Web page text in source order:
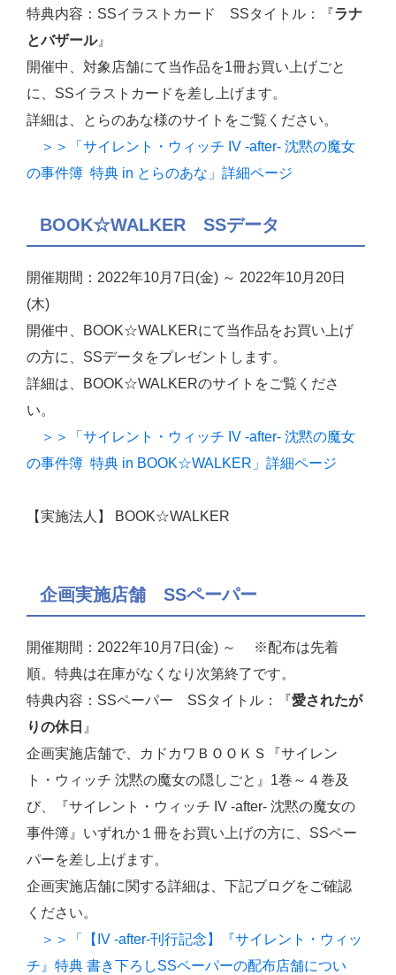
特典内容：SSイラストカード SSタイトル：『ラナ
とバザール』
開催中、対象店舗にて当作品を1冊お買い上げごと
に、SSイラストカードを差し上げます。
詳細は、とらのあな様のサイトをご覧ください。
＞＞「サイレント・ウィッチ IV -after- 沈黙の魔女
の事件簿 特典 in とらのあな」詳細ページ
BOOK☆WALKER SSデータ
開催期間：2022年10月7日(金) ～ 2022年10月20日
(木)
開催中、BOOK☆WALKERにて当作品をお買い上げ
の方に、SSデータをプレゼントします。
詳細は、BOOK☆WALKERのサイトをご覧くださ
い。
＞＞「サイレント・ウィッチ IV -after- 沈黙の魔女
の事件簿 特典 in BOOK☆WALKER」詳細ページ
【実施法人】 BOOK☆WALKER
企画実施店舗 SSペーパー
開催期間：2022年10月7日(金) ～ ※配布は先着
順。特典は在庫がなくなり次第終了です。
特典内容：SSペーパー SSタイトル：『愛されたが
りの休日 』
企画実施店舗で、カドカワＢＯＯＫＳ『サイレン
ト・ウィッチ 沈黙の魔女の隠しごと』1巻～４巻及
び、『サイレント・ウィッチ IV -after- 沈黙の魔女の
事件簿』いずれか１冊をお買い上げの方に、SSペー
パーを差し上げます。
企画実施店舗に関する詳細は、下記ブログをご確認
ください。
＞＞「【IV -after-刊行記念】『サイレント・ウィッ
チ』特典 書き下ろしSSペーパーの配布店舗につい